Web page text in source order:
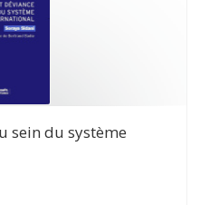
sein du système